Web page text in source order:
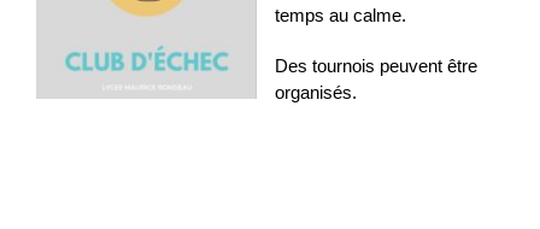
temps au calme.
Des tournois peuvent être
organisés.